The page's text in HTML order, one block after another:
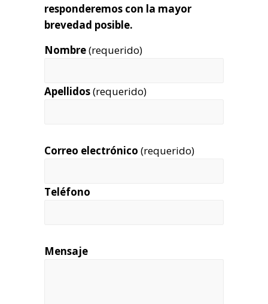
responderemos con la mayor
brevedad posible.
Nombre(requerido)
Apellidos(requerido)
Correo electrónico (requerido)
Teléfono
Mensaje